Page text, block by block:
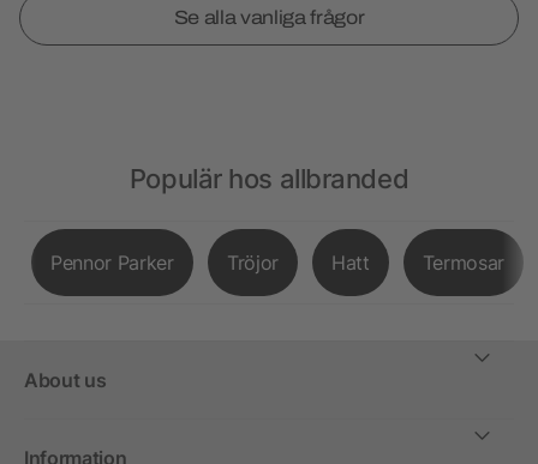
Se alla vanliga frågor
Populär hos allbranded
Pennor Parker Tröjor Hatt Termosar
About us
Information